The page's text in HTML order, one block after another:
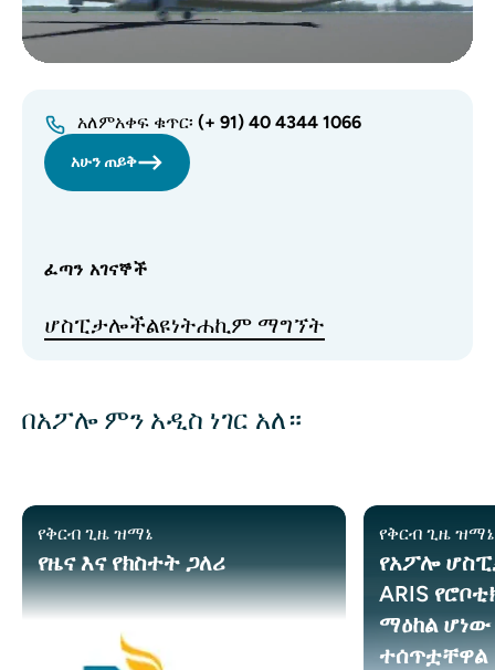
አለምአቀፍ ቁጥር፡ (+ 91) 40 4344 1066
አሁን ጠይቅ
ፈጣን አገናኞች
ሆስፒታሎችልዩነትሐኪም ማግኘት
በአፖሎ ምን አዲስ ነገር አለ።
የቅርብ ጊዜ ዝማኔ
የዜና እና የክስተት ጋለሪ
የቅርብ ጊዜ ዝማኔ
የአፖሎ
ARIS
ማዕከል
ተሰጥቷቸዋል